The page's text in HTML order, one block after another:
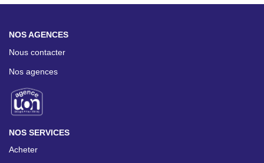
NOS AGENCES
Nous contacter
Nos agences
NOS SERVICES
Acheter